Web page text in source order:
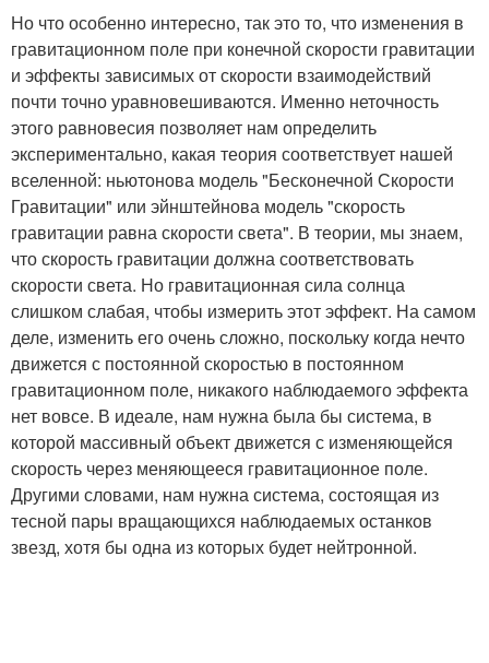
Но что особенно интересно, так это то, что изменения в
гравитационном поле при конечной скорости гравитации
и эффекты зависимых от скорости взаимодействий
почти точно уравновешиваются. Именно неточность
этого равновесия позволяет нам определить
экспериментально, какая теория соответствует нашей
вселенной: ньютонова модель "Бесконечной Скорости
Гравитации" или эйнштейнова модель "скорость
гравитации равна скорости света". В теории, мы знаем,
что скорость гравитации должна соответствовать
скорости света. Но гравитационная сила солнца
слишком слабая, чтобы измерить этот эффект. На самом
деле, изменить его очень сложно, поскольку когда нечто
движется с постоянной скоростью в постоянном
гравитационном поле, никакого наблюдаемого эффекта
нет вовсе. В идеале, нам нужна была бы система, в
которой массивный объект движется с изменяющейся
скорость через меняющееся гравитационное поле.
Другими словами, нам нужна система, состоящая из
тесной пары вращающихся наблюдаемых останков
звезд, хотя бы одна из которых будет нейтронной.